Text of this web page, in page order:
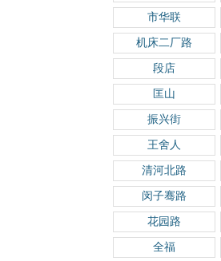
市华联
机床二厂路
段店
匡山
振兴街
王舍人
清河北路
闵子骞路
花园路
全福